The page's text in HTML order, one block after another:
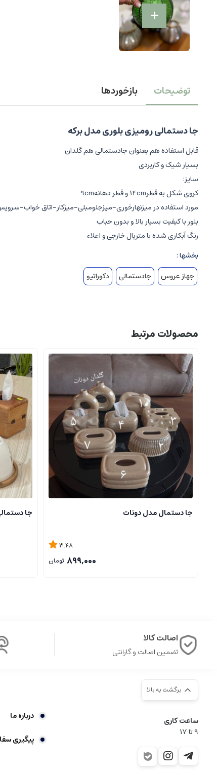
توضیحات بازخوردها
جا دستمالی رومیزی بلوری مدل برکه
قابل استفاده هم بعنوان جادستمالی هم گلدان
بسیار شیک و کاربردی
سایز:
کروی شکل به قطر14cm و قطر دهانه9cm
مورد استفاده در میزنهارخوری-میزجلومبلی-میزکار-اتاق خواب-
بلور با کیفیت بسیار بالا و بدون حباب
رنگ آبکاری شده با متریال خارجی و اعلاء
بخشها :
جهاز عروس
جادستمالی دکوراتیو
محصولات مرتبط
جا دستمال مدل دونات
3.48
899,000 تومان
جا
اصالت کالا
تضمین اصالت و گارانتی
برگشت به بالا
ساعت کاری
9‌ تا ۱۷
درباره ما
پیگیری